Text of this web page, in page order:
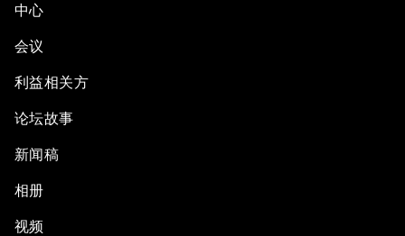
中心
会议
利益相关方
论坛故事
新闻稿
相册
视频